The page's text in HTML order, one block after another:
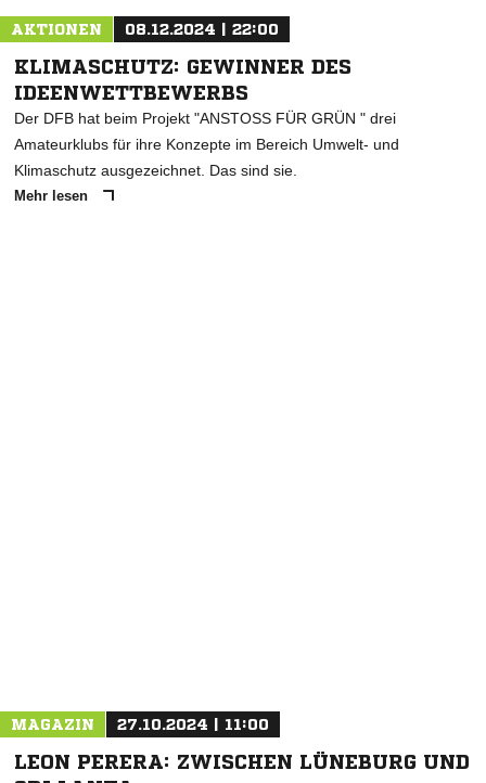
AKTIONEN 08.12.2024 | 22:00
KLIMASCHUTZ: GEWINNER DES
IDEENWETTBEWERBS
Der DFB hat beim Projekt "ANSTOSS FÜR GRÜN " drei
Amateurklubs für ihre Konzepte im Bereich Umwelt- und
Klimaschutz ausgezeichnet. Das sind sie.
Mehr lesen
MAGAZIN 27.10.2024 | 11:00
LEON PERERA: ZWISCHEN LÜNEBURG UND